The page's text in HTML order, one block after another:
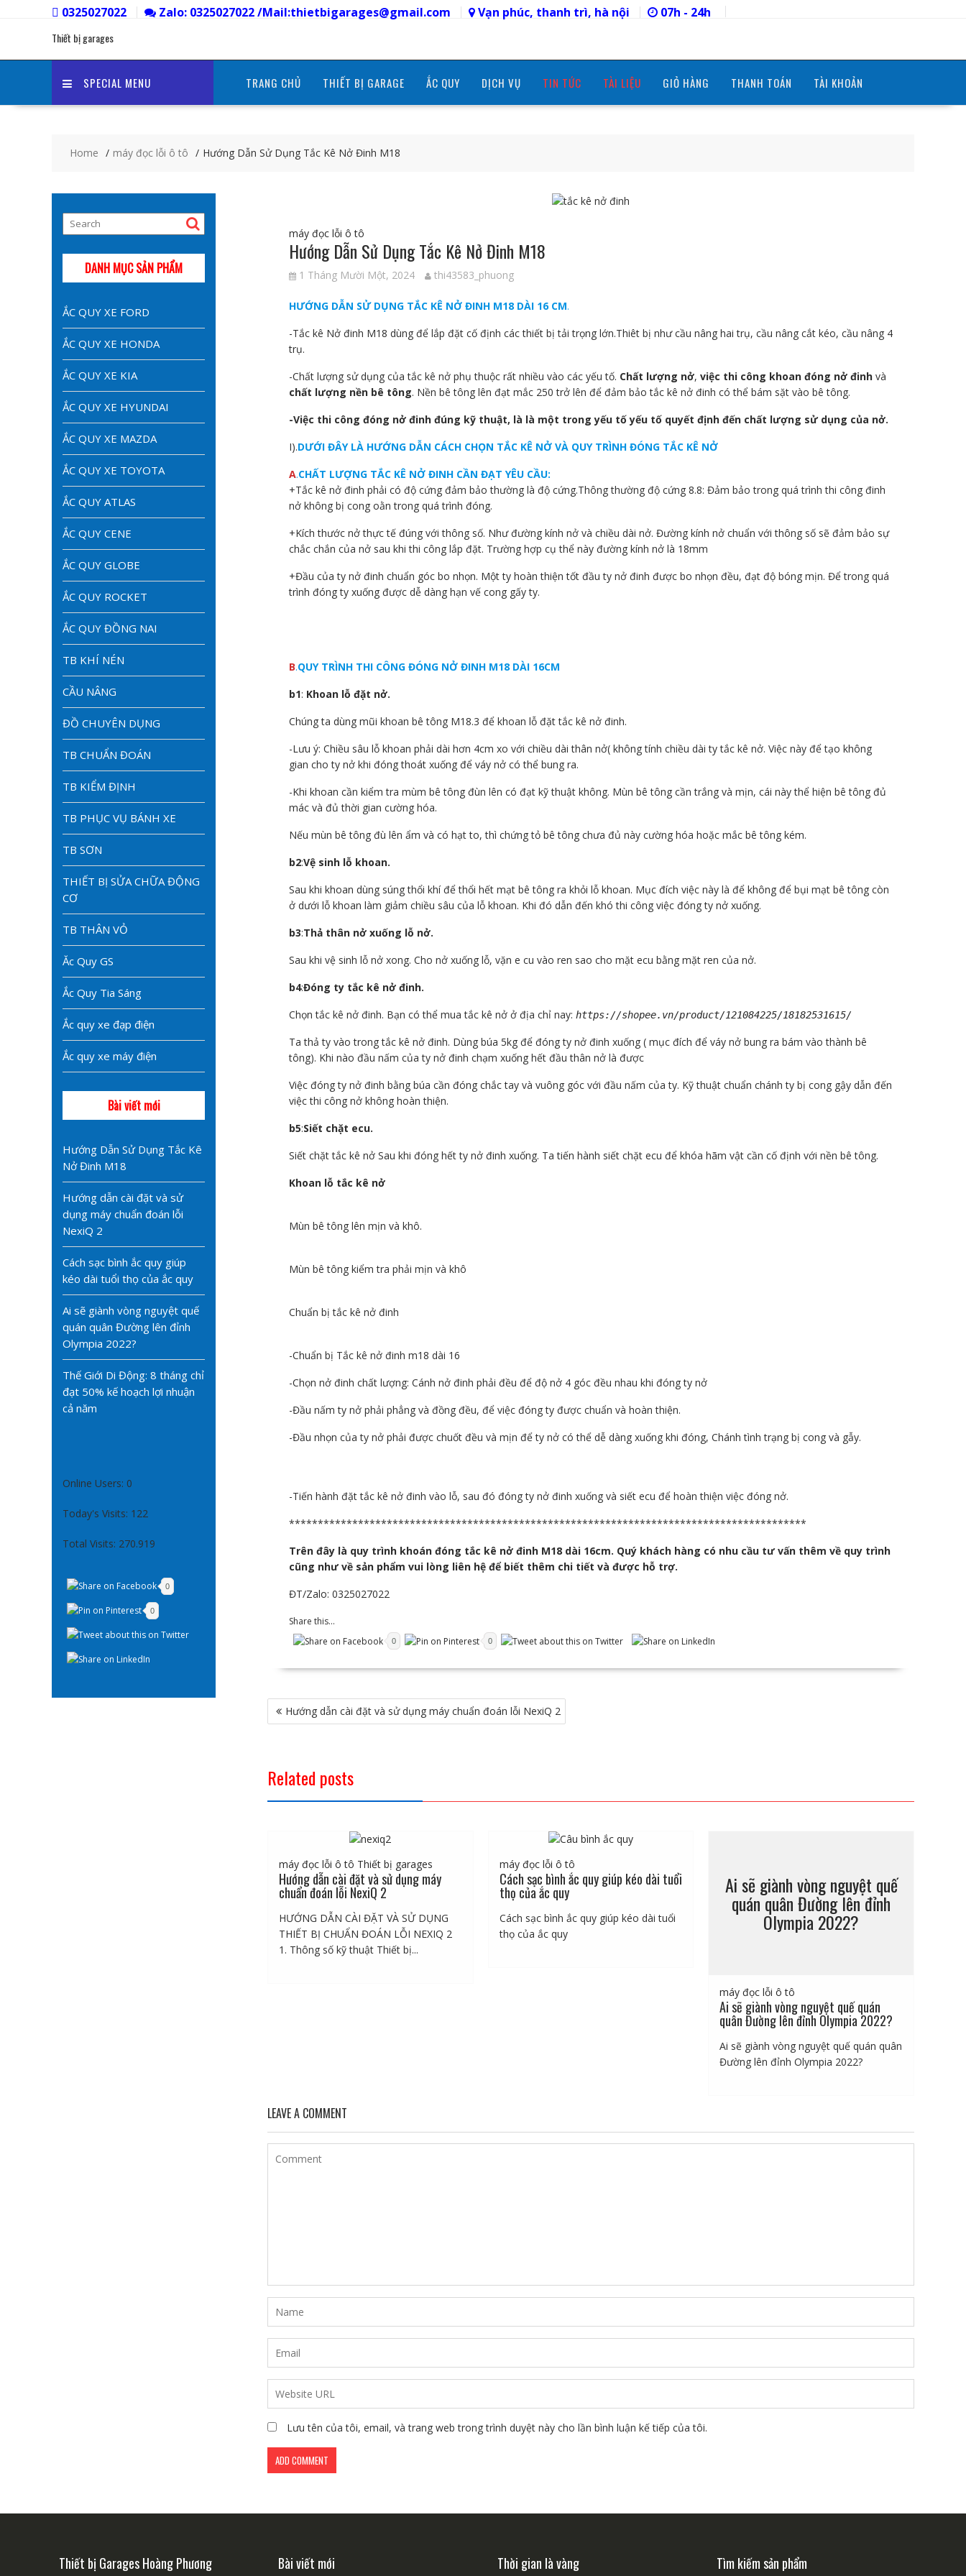
0325027022 Zalo: 0325027022 /Mail:thietbigarages@gmail.com Vạn phúc, thanh trì, hà nội 07h - 24h
Thiết bị garages
SPECIAL MENU TRANG CHỦ THIẾT BỊ GARAGE ẮC QUY DỊCH VỤ TIN TỨC TÀI LIỆU GIỎ HÀNG THANH TOÁN TÀI KHOẢN
Home máy đọc lỗi ô tô Hướng Dẫn Sử Dụng Tắc Kê Nở Đinh M18
máy đọc lỗi ô tô
Hướng Dẫn Sử Dụng Tắc Kê Nở Đinh M18
1 Tháng Mười Một, 2024 thi43583_phuong
HƯỚNG DẪN SỬ DỤNG TẮC KÊ NỞ ĐINH M18 DÀI 16 CM.
-Tắc kê Nở đinh M18 dùng để lắp đặt cố định các thiết bị tải trọng lớn.Thiêt bị như cầu nâng hai trụ, cầu nâng cắt kéo, cầu nâng 4
trụ.
-Chất lượng sử dụng của tắc kê nở phụ thuộc rất nhiều vào các yếu tố. Chất lượng nở, việc thi công khoan đóng nở đinh và
chất lượng nền bê tông. Nền bê tông lên đạt mắc 250 trở lên để đảm bảo tắc kê nở đinh có thể bám sặt vào bê tông.
-Việc thi công đóng nở đinh đúng kỹ thuật, là là một trong yếu tố yếu tố quyết định đến chất lượng sử dụng của nở.
I).DƯỚI ĐÂY LÀ HƯỚNG DẪN CÁCH CHỌN TẮC KÊ NỞ VÀ QUY TRÌNH ĐÓNG TẮC KÊ NỞ
A.CHẤT LƯỢNG TẮC KÊ NỞ ĐINH CẦN ĐẠT YÊU CẦU:
+Tắc kê nở đinh phải có độ cứng đảm bảo thường là độ cứng.Thông thường độ cứng 8.8: Đảm bảo trong quá trình thi công đinh
nở không bị cong oằn trong quá trình đóng.
+Kích thước nở thực tế đúng với thông số. Như đường kính nở và chiều dài nở. Đường kính nở chuẩn với thông số sẽ đảm bảo sự
chắc chắn của nở sau khi thi công lắp đặt. Trường hợp cụ thể này đường kính nở là 18mm
+Đầu của ty nở đinh chuẩn góc bo nhọn. Một ty hoàn thiện tốt đầu ty nở đinh được bo nhọn đều, đạt độ bóng mịn. Để trong quá
trình đóng ty xuống được dễ dàng hạn vế cong gấy ty.
B.QUY TRÌNH THI CÔNG ĐÓNG NỞ ĐINH M18 DÀI 16CM
b1: Khoan lỗ đặt nở.
Chúng ta dùng mũi khoan bê tông M18.3 để khoan lỗ đặt tắc kê nở đinh.
-Lưu ý: Chiều sâu lỗ khoan phải dài hơn 4cm xo với chiều dài thân nở( không tính chiều dài ty tắc kê nở. Việc này để tạo không
gian cho ty nở khi đóng thoát xuống để váy nở có thể bung ra.
-Khi khoan cần kiểm tra mùm bê tông đùn lên có đạt kỹ thuật không. Mùn bê tông cần trắng và mịn, cái này thể hiện bê tông đủ
mác và đủ thời gian cường hóa.
Nếu mùn bê tông đù lên ẩm và có hạt to, thì chứng tỏ bê tông chưa đủ này cường hóa hoặc mắc bê tông kém.
b2:Vệ sinh lỗ khoan.
Sau khi khoan dùng súng thổi khí để thổi hết mạt bê tông ra khỏi lỗ khoan. Mục đích việc này là để không để bụi mạt bê tông còn
ở dưới lỗ khoan làm giảm chiều sâu của lỗ khoan. Khi đó dẫn đến khó thi công việc đóng ty nở xuống.
b3:Thả thân nở xuống lỗ nở.
Sau khi vệ sinh lỗ nở xong. Cho nở xuống lỗ, vặn e cu vào ren sao cho mặt ecu bằng mặt ren của nở.
b4:Đóng ty tắc kê nở đinh.
Chọn tắc kê nở đinh. Bạn có thể mua tắc kê nở ở địa chỉ nay: https://shopee.vn/product/121084225/18182531615/
Ta thả ty vào trong tắc kê nở đinh. Dùng búa 5kg để đóng ty nở đinh xuống ( mục đích để váy nở bung ra bám vào thành bê
tông). Khi nào đầu nấm của ty nở đinh chạm xuống hết đầu thân nở là được
Việc đóng ty nở đinh bằng búa cần đóng chắc tay và vuông góc với đầu nấm của ty. Kỹ thuật chuẩn chánh ty bị cong gậy dẫn đến
việc thi công nở không hoàn thiện.
b5:Siết chặt ecu.
Siết chặt tắc kê nở Sau khi đóng hết ty nở đinh xuống. Ta tiến hành siết chặt ecu để khóa hãm vật cần cố định với nền bê tông.
Khoan lỗ tắc kê nở
Mùn bê tông lên mịn và khô.
Mùn bê tông kiểm tra phải mịn và khô
Chuẩn bị tắc kê nở đinh
-Chuẩn bị Tắc kê nở đinh m18 dài 16
-Chọn nở đinh chất lượng: Cánh nở đinh phải đều để độ nở 4 góc đều nhau khi đóng ty nở
-Đầu nấm ty nở phải phẳng và đồng đều, để việc đóng ty được chuẩn và hoàn thiện.
-Đầu nhọn của ty nở phải được chuốt đều và mịn để ty nở có thể dễ dàng xuống khi đóng, Chánh tình trạng bị cong và gẫy.
-Tiến hành đặt tắc kê nở đinh vào lỗ, sau đó đóng ty nở đinh xuống và siết ecu để hoàn thiện việc đóng nở.
******************************************************************************************
Trên đây là quy trình khoán đóng tắc kê nở đinh M18 dài 16cm. Quý khách hàng có nhu cầu tư vấn thêm về quy trình
cũng như về sản phẩm vui lòng liên hệ để biết thêm chi tiết và được hỗ trợ.
ĐT/Zalo: 0325027022
Share this...
0 0
Điều
hướng
Hướng dẫn cài đặt và sử dụng máy chuẩn đoán lỗi NexiQ 2
Related posts
máy đọc lỗi ô tô Thiết bị garages
Hướng dẫn cài đặt và sử dụng máy
chuẩn đoán lỗi NexiQ 2
HƯỚNG DẪN CÀI ĐẶT VÀ SỬ DỤNG
THIẾT BỊ CHUẨN ĐOÁN LỖI NEXIQ 2
1. Thông số kỹ thuật Thiết bị...
máy đọc lỗi ô tô
Cách sạc bình ắc quy giúp kéo dài tuổi
thọ của ắc quy
Cách sạc bình ắc quy giúp kéo dài tuổi
thọ của ắc quy
Ai sẽ giành vòng nguyệt quế
quán quân Đường lên đỉnh
Olympia 2022?
máy đọc lỗi ô tô
Ai sẽ giành vòng nguyệt quế quán
quân Đường lên đỉnh Olympia 2022?
Ai sẽ giành vòng nguyệt quế quán quân
Đường lên đỉnh Olympia 2022?
LEAVE A COMMENT
Lưu tên của tôi, email, và trang web trong trình duyệt này cho lần bình luận kế tiếp của tôi.
DANH MỤC SẢN PHẨM
ẮC QUY XE FORD
ẮC QUY XE HONDA
ẮC QUY XE KIA
ẮC QUY XE HYUNDAI
ẮC QUY XE MAZDA
ẮC QUY XE TOYOTA
ẮC QUY ATLAS
ẮC QUY CENE
ẮC QUY GLOBE
ẮC QUY ROCKET
ẮC QUY ĐỒNG NAI
TB KHÍ NÉN
CẦU NÂNG
ĐỒ CHUYÊN DỤNG
TB CHUẨN ĐOÁN
TB KIỂM ĐỊNH
TB PHỤC VỤ BÁNH XE
TB SƠN
THIẾT BỊ SỬA CHỮA ĐỘNG
CƠ
TB THÂN VỎ
Ăc Quy GS
Ắc Quy Tia Sáng
Ắc quy xe đạp điện
Ắc quy xe máy điện
Bài viết mới
Hướng Dẫn Sử Dụng Tắc Kê
Nở Đinh M18
Hướng dẫn cài đặt và sử
dụng máy chuẩn đoán lỗi
NexiQ 2
Cách sạc bình ắc quy giúp
kéo dài tuổi thọ của ắc quy
Ai sẽ giành vòng nguyệt quế
quán quân Đường lên đỉnh
Olympia 2022?
Thế Giới Di Động: 8 tháng chỉ
đạt 50% kế hoạch lợi nhuận
cả năm
Online Users: 0
Today's Visits: 122
Total Visits: 270.919
0
0
Thiết bị Garages Hoàng Phương Bài viết mới Thời gian là vàng Tìm kiếm sản phẩm